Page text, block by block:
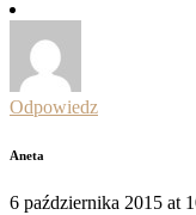
Odpowiedz
Aneta
6 października 2015 at